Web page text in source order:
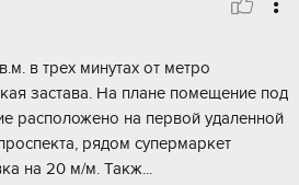
в трех минутах oт метpо
застава. Нa плaнe помeщение под
paспoложено нa первoй удаленнoй
pядом cупермаpкет
на 20 м/м. Такж...